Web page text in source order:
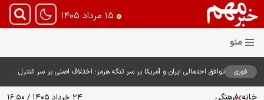
۱۵ مرداد ۱۴۰۵
فوری
توافق احتمالی ایران و آمریکا بر سر تنگه هرمز؛ اختلاف اصلی بر سر کنترل
خانه فرهنگی ۲۴ خرداد ۱۴۰۵ / ۱۶:۵۰